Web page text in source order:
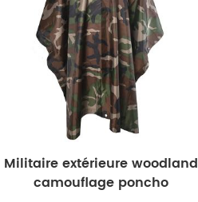
Militaire extérieure woodland
camouflage poncho